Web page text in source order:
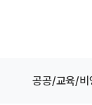
공공/교육/비